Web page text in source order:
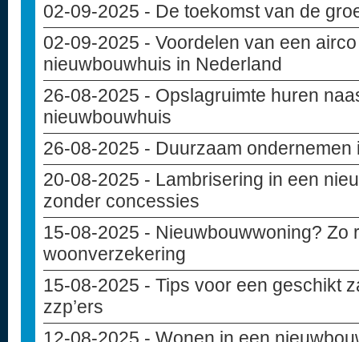
02-09-2025 - De toekomst van de
02-09-2025 - Voordelen van een
nieuwbouwhuis in Nederland
26-08-2025 - Opslagruimte huren
nieuwbouwhuis
26-08-2025 - Duurzaam
20-08-2025 - Lambrisering in een
zonder concessies
15-08-2025 - Nieuwbouwwoning? Zo
woonverzekering
15-08-2025 - Tips voor een geschikt
zzp’ers